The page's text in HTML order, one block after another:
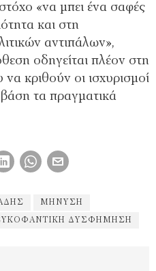
«να μπει ένα σαφές
και στη
αντιπάλων»,
οδηγείται πλέον στη
κριθούν οι ισχυρισμοί
τα πραγματικά
ΜΉΝΥΣΗ
ΔΥΣΦΉΜΗΣΗ